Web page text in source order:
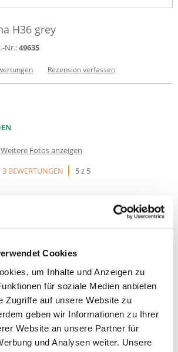
Cookies
um Inhalte und Anzeigen zu
für soziale Medien anbieten
Zugriffe auf unsere Website zu
geben wir Informationen zu Ihrer
Website an unsere Partner für
und Analysen weiter. Unsere
H36 grey
Nr.:49635
Rezension verfassen
Weitere Fotos anzeigen
3 BEWERTUNGEN
5 z 5
100%
Recommend
EMPFEHLEN DIESES PRODUKT
REZENSION VERFASSEN